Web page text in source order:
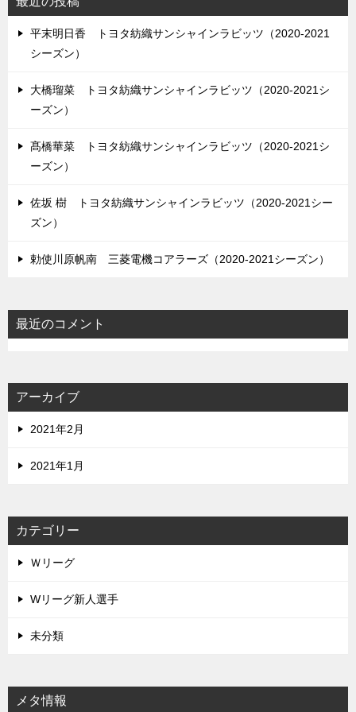
平末明日香 トヨタ紡織サンシャインラビッツ（2020-2021
シーズン）
大橋瑠菜 トヨタ紡織サンシャインラビッツ（2020-2021シ
ーズン）
髙橋華菜 トヨタ紡織サンシャインラビッツ（2020-2021シ
ーズン）
佐坂 樹 トヨタ紡織サンシャインラビッツ（2020-2021シー
ズン）
勅使川原帆南 三菱電機コアラーズ（2020-2021シーズン）
最近のコメント
アーカイブ
2021年2月
2021年1月
カテゴリー
Ｗリーグ
Wリーグ新人選手
未分類
メタ情報